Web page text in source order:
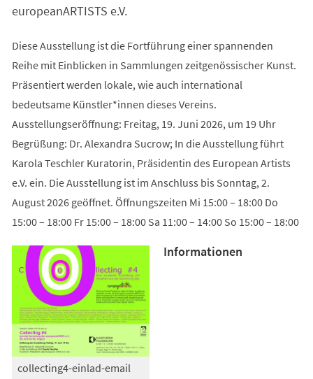
europeanARTISTS e.V.
Diese Ausstellung ist die Fortführung einer spannenden
Reihe mit Einblicken in Sammlungen zeitgenössischer Kunst.
Präsentiert werden lokale, wie auch international
bedeutsame Künstler*innen dieses Vereins.
Ausstellungseröffnung: Freitag, 19. Juni 2026, um 19 Uhr
Begrüßung: Dr. Alexandra Sucrow; In die Ausstellung führt
Karola Teschler Kuratorin, Präsidentin des European Artists
e.V. ein. Die Ausstellung ist im Anschluss bis Sonntag, 2.
August 2026 geöffnet. Öffnungszeiten Mi 15:00 – 18:00 Do
15:00 – 18:00 Fr 15:00 – 18:00 Sa 11:00 – 14:00 So 15:00 – 18:00
collecting4-einlad-email
Informationen